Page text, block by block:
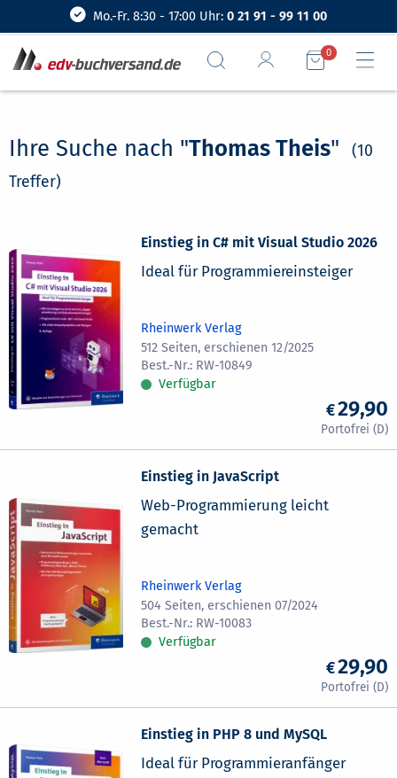
Mo.-Fr. 8:30 - 17:00 Uhr: 0 21 91 - 99 11 00
0
Ihre Suche nach "Thomas Theis"
(10
Treffer)
Einstieg in C# mit Visual Studio 2026
Ideal für Programmiereinsteiger
Rheinwerk Verlag
512 Seiten, erschienen 12/2025
RW-10849
Verfügbar
29,90
Einstieg in JavaScript
Web-Programmierung leicht
gemacht
Rheinwerk Verlag
504 Seiten, erschienen 07/2024
RW-10083
Verfügbar
29,90
Einstieg in PHP 8 und MySQL
Ideal für Programmieranfänger